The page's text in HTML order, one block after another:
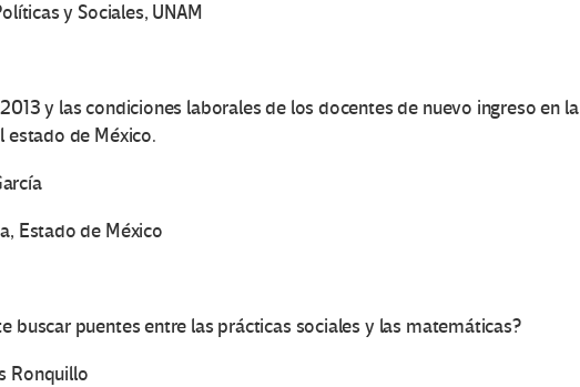
y Sociales, UNAM
y las condiciones laborales de los docentes de nuevo ingreso en la
estado de México.
Estado de México
buscar puentes entre las prácticas sociales y las matemáticas?
Ronquillo